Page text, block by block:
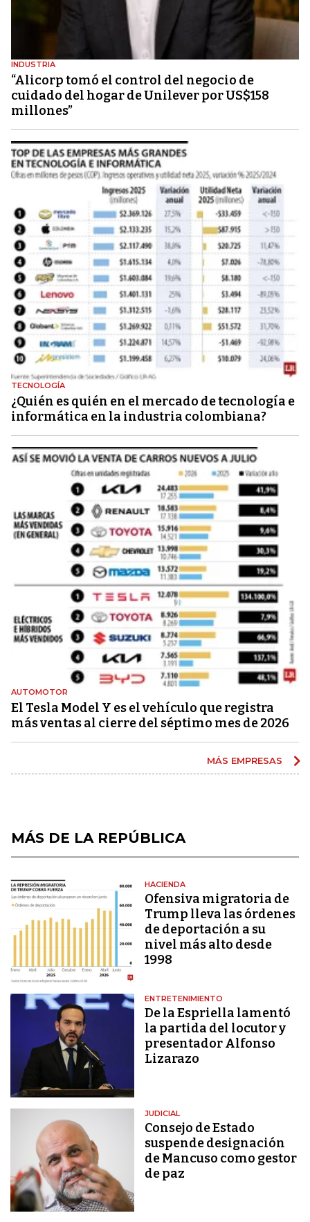
INDUSTRIA
“Alicorp tomó el control del negocio de
cuidado del hogar de Unilever por US$158
millones”
TECNOLOGÍA
¿Quién es quién en el mercado de tecnología e
informática en la industria colombiana?
AUTOMOTOR
El Tesla Model Y es el vehículo que registra
más ventas al cierre del séptimo mes de 2026
MÁS EMPRESAS
MÁS DE LA REPÚBLICA
HACIENDA
Ofensiva migratoria de
Trump lleva las órdenes
de deportación a su
nivel más alto desde
1998
ENTRETENIMIENTO
De la Espriella lamentó
la partida del locutor y
presentador Alfonso
Lizarazo
JUDICIAL
Consejo de Estado
suspende designación
de Mancuso como gestor
de paz